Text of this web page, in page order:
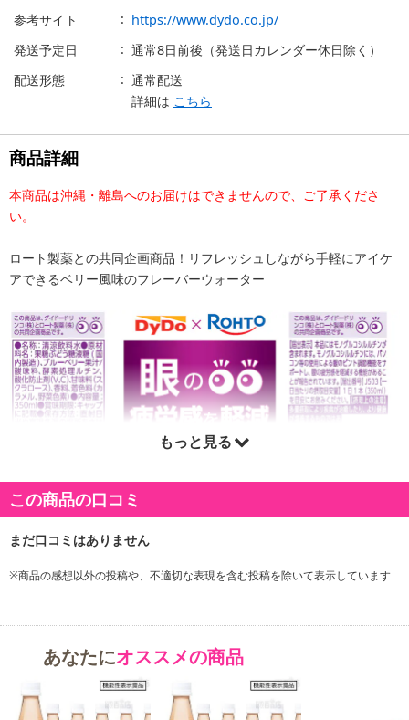
参考サイト
https://www.dydo.co.jp/
発送予定日
通常8日前後（発送日カレンダー休日除く）
配送形態
通常配送
詳細は こちら
商品詳細
本商品は沖縄・離島へのお届けはできませんので、ご了承くださ
い。
ロート製薬との共同企画商品！リフレッシュしながら手軽にアイケ
アできるベリー風味のフレーバーウォーター
もっと見る
この商品の口コミ
※商品の感想以外の投稿や、不適切な表現を含む投稿を除いて表示しています
あなたにオススメの商品